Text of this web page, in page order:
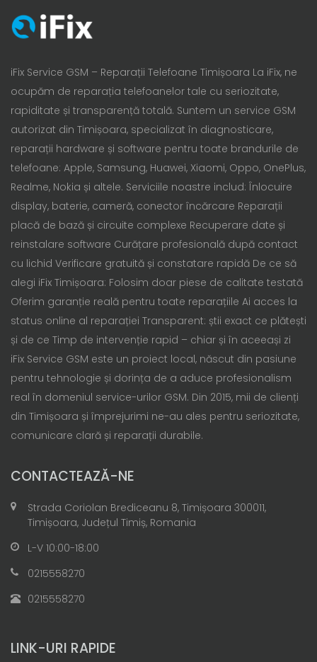
iFix Service GSM – Reparații Telefoane Timișoara La iFix, ne
ocupăm de reparația telefoanelor tale cu seriozitate,
rapiditate și transparență totală. Suntem un service GSM
autorizat din Timișoara, specializat în diagnosticare,
reparații hardware și software pentru toate brandurile de
telefoane: Apple, Samsung, Huawei, Xiaomi, Oppo, OnePlus,
Realme, Nokia și altele. Serviciile noastre includ: Înlocuire
display, baterie, cameră, conector încărcare Reparații
placă de bază și circuite complexe Recuperare date și
reinstalare software Curățare profesională după contact
cu lichid Verificare gratuită și constatare rapidă De ce să
alegi iFix Timișoara: Folosim doar piese de calitate testată
Oferim garanție reală pentru toate reparațiile Ai acces la
status online al reparației Transparent: știi exact ce plătești
și de ce Timp de intervenție rapid – chiar și în aceeași zi
iFix Service GSM este un proiect local, născut din pasiune
pentru tehnologie și dorința de a aduce profesionalism
real în domeniul service-urilor GSM. Din 2015, mii de clienți
din Timișoara și împrejurimi ne-au ales pentru seriozitate,
comunicare clară și reparații durabile.
CONTACTEAZĂ-NE
Strada Coriolan Brediceanu 8, Timișoara 300011,
Timișoara, Județul Timiș, Romania
L-V 10:00-18:00
0215558270
0215558270
LINK-URI RAPIDE